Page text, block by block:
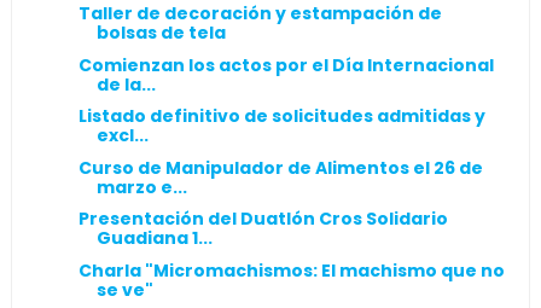
Taller de decoración y estampación de
bolsas de tela
Comienzan los actos por el Día Internacional
de la...
Listado definitivo de solicitudes admitidas y
excl...
Curso de Manipulador de Alimentos el 26 de
marzo e...
Presentación del Duatlón Cros Solidario
Guadiana 1...
Charla "Micromachismos: El machismo que no
se ve"